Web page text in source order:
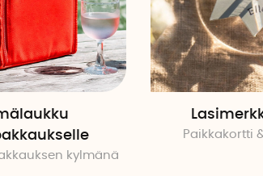
kylmänä
Paikkakortti